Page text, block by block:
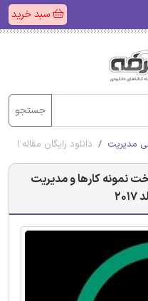
سبد خرید
جستجو
مدیریت دانلود رایگان مقاله
نمونه کارها و مدیریت